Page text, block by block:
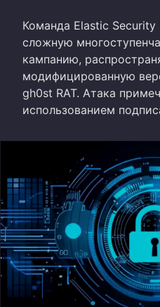
Команда Elastic
сложную
кампанию,
модифицированную
gh0st RAT. Атака
использованием